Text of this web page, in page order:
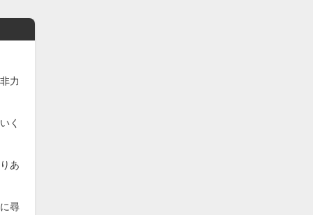
力
く
あ
尋